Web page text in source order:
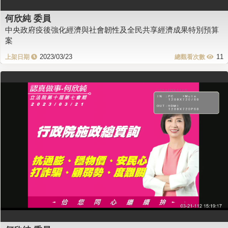
何欣純 委員
中央政府疫後強化經濟與社會韌性及全民共享經濟成果特別預算
案
2023/03/23 11